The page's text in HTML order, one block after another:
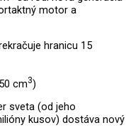
motor a
hranicu 15
cm3)
sveta (od jeho
kusov) dostáva nový